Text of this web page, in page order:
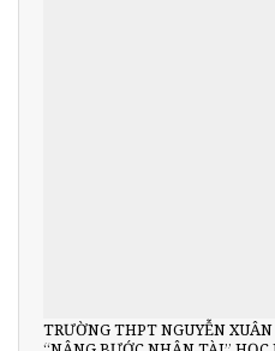
TRƯỜNG THPT NGUYỄN